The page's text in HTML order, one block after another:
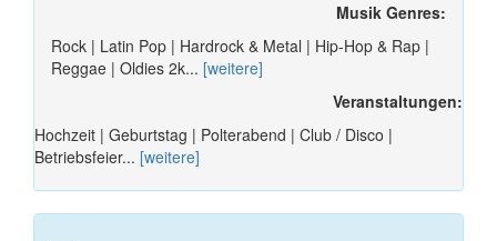
Musik Genres:
Rock | Latin Pop | Hardrock & Metal | Hip-Hop & Rap |
Reggae | Oldies 2k... [weitere]
Veranstaltungen:
Hochzeit | Geburtstag | Polterabend | Club / Disco |
Betriebsfeier... [weitere]